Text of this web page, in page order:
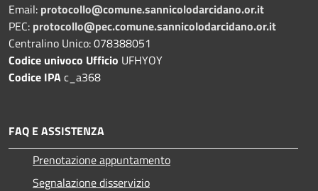
Email: protocollo@comune.sannicolodarcidano.or.it
PEC: protocollo@pec.comune.sannicolodarcidano.or.it
Centralino Unico: 078388051
Codice univoco Ufficio UFHYOY
Codice IPAc_a368
FAQ E ASSISTENZA
Prenotazione appuntamento
Segnalazione disservizio